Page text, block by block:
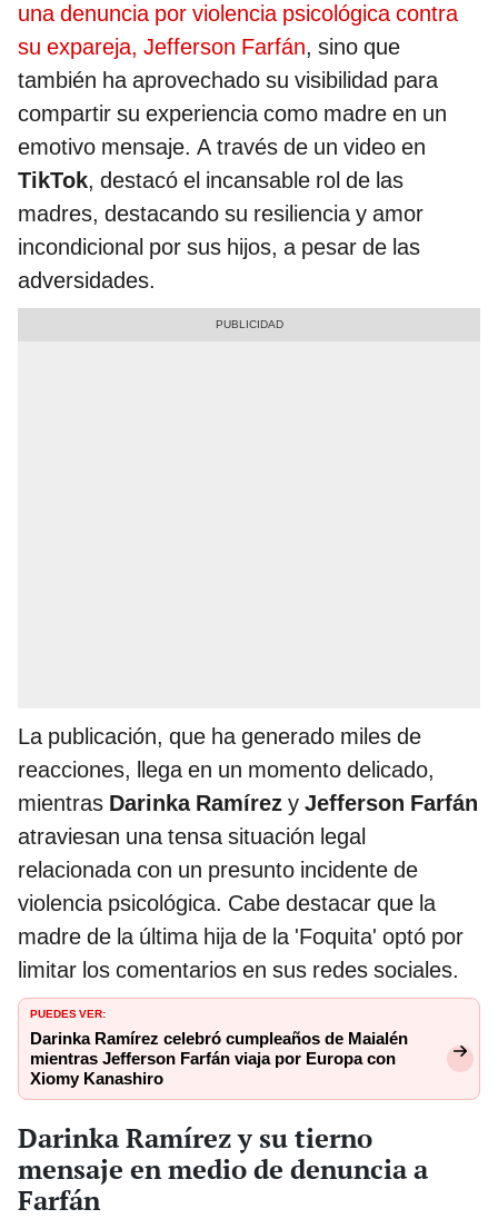
una denuncia por violencia psicológica contra
su expareja, Jefferson Farfán, sino que
también ha aprovechado su visibilidad para
compartir su experiencia como madre en un
emotivo mensaje. A través de un video en
TikTok, destacó el incansable rol de las
madres, destacando su resiliencia y amor
incondicional por sus hijos, a pesar de las
adversidades.
La publicación, que ha generado miles de
reacciones, llega en un momento delicado,
mientras Darinka Ramírez y Jefferson Farfán
atraviesan una tensa situación legal
relacionada con un presunto incidente de
violencia psicológica. Cabe destacar que la
madre de la última hija de la 'Foquita' optó por
limitar los comentarios en sus redes sociales.
PUEDES VER:
Darinka Ramírez celebró cumpleaños de Maialén
mientras Jefferson Farfán viaja por Europa con
Xiomy Kanashiro
Darinka Ramírez y su tierno
mensaje en medio de denuncia a
Farfán